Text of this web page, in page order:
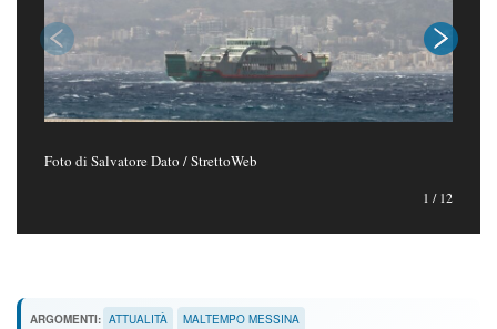
Foto di Salvatore Dato / StrettoWeb
1 / 12
ARGOMENTI: ATTUALITÀ
MALTEMPO MESSINA